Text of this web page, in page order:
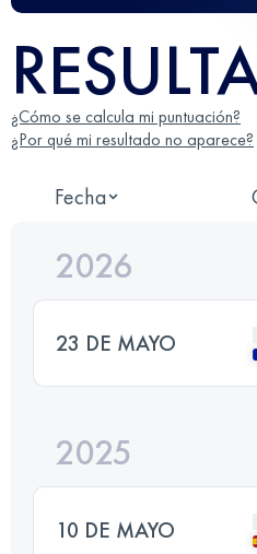
¿Cómo se calcula mi puntuación?
¿Por qué mi resultado no aparece?
Fecha
2026
23 DE MAYO
2025
10 DE MAYO